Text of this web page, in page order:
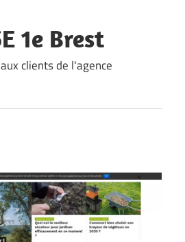
1e Brest
clients de l'agence